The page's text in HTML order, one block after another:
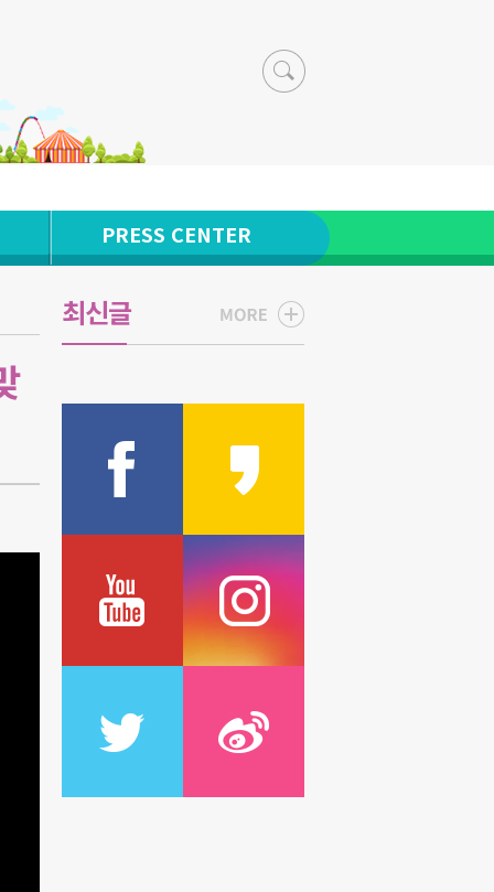
PRESS CENTER
최신글